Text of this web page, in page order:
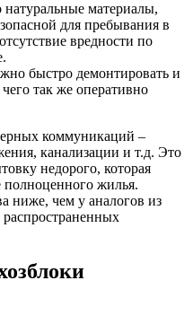
материалы,
для пребывания в
вредности по
быстро демонтировать и
так же оперативно
коммуникаций –
канализации и т.д. Это
недорого, которая
полноценного жилья.
ниже, чем у аналогов из